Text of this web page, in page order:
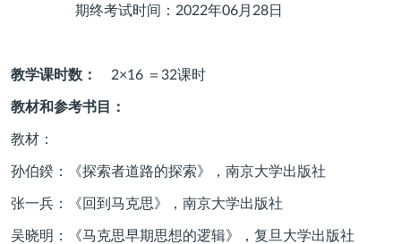
期终考试时间： 2022年06月 28日
教学课时数： 2×16 ＝ 32课时
教材和参考书目：
教材：
孙伯鍨：《探索者道路的探索》，南京大学出版社
张一兵：《回到马克思》，南京大学出版社
吴晓明：《马克思早期思想的逻辑》，复旦大学出版社